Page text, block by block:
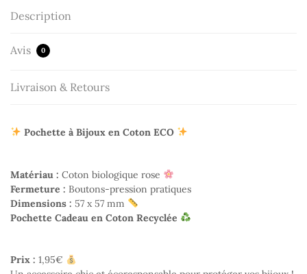
Description
Avis 0
Livraison & Retours
Pochette à Bijoux en Coton ECO
Matériau : Coton biologique rose
Fermeture : Boutons-pression pratiques
Dimensions : 57 x 57 mm
Pochette Cadeau en Coton Recyclée
Prix : 1,95€